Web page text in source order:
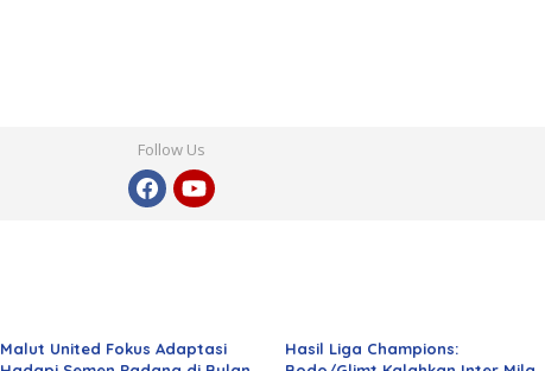
Follow Us
Malut United Fokus Adaptasi
Hasil Liga Champions: